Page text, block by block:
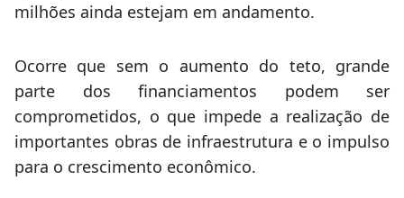
milhões ainda estejam em andamento.
Ocorre que sem o aumento do teto, grande
parte dos financiamentos podem ser
comprometidos, o que impede a realização de
importantes obras de infraestrutura e o impulso
para o crescimento econômico.